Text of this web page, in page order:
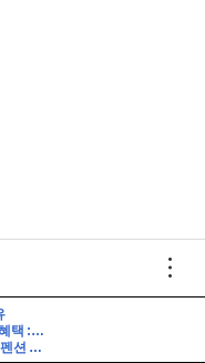
2026 디지털관광주민증 발급방법 및 할인혜택 :: 영동 가성비 여행 (영동 와인터널 및 레인보우 힐링센터 입장료 할인 등)
남양주 펜션 조용하고 정원 이쁜 가족 독채 펜션 해드림 단체 펜션 추천